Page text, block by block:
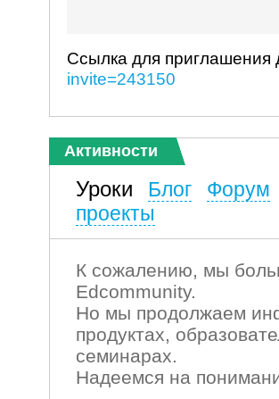
Ссылка для приглашения
invite=243150
Активности
Уроки Блог Форум
проекты
К сожалению, мы
Edcommunity.
Но мы продолжаем
продуктах,
семинарах.
Надеемся на